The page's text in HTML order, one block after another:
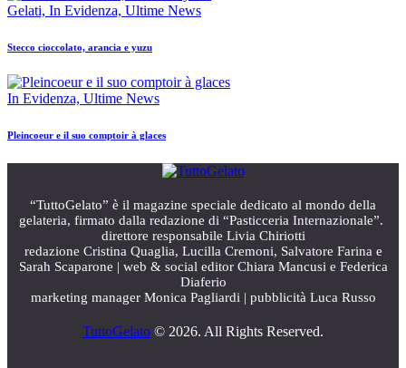
Gelati, In Evidenza, Ultime News
Stecco cioccolato, arancia e yuzu
In Evidenza, Ultime News
Pleincoeur e il suo comptoir à glaces
“TuttoGelato” è il magazine speciale dedicato al mondo della
gelateria, firmato dalla redazione di “Pasticceria Internazionale”.
direttore responsabile Livia Chiriotti
redazione Cristina Quaglia, Lucilla Cremoni, Salvatore Farina e
Sarah Scaparone | web & social editor Chiara Mancusi e Federica
Diaferio
marketing manager Monica Pagliardi | pubblicità Luca Russo
TuttoGelato © 2026. All Rights Reserved.